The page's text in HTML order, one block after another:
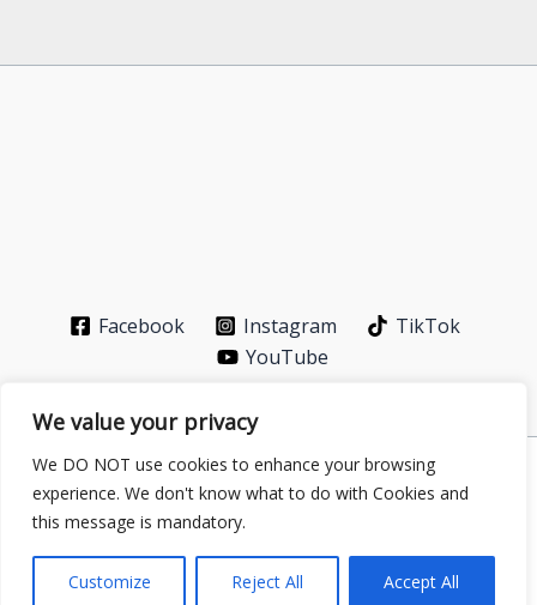
We value your privacy
We DO NOT use cookies to enhance your browsing
experience. We don't know what to do with Cookies and
this message is mandatory.
Customize Reject All Accept All
Facebook Instagram
TikTok
YouTube
Privacy Policy -About -Contact
Copyright © 2026 GS Publisher | Powered by
WordPress Theme| Partner with
energytransitioninfo.com– digital-addiction.xyz